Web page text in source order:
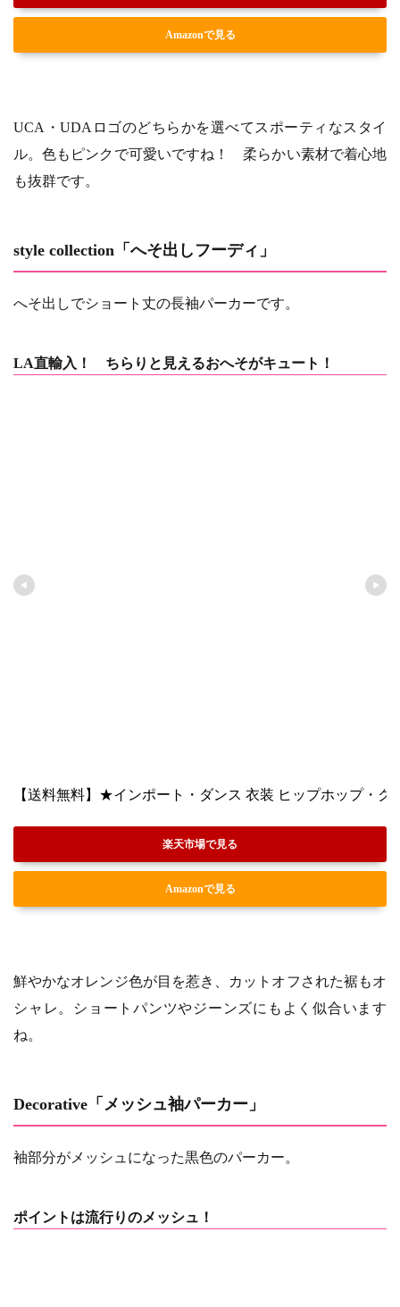
Amazonで見る
UCA・UDAロゴのどちらかを選べてスポーティなスタイ
ル。色もピンクで可愛いですね！ 柔らかい素材で着心地
も抜群です。
style collection「へそ出しフーディ」
へそ出しでショート丈の長袖パーカーです。
LA直輸入！ ちらりと見えるおへそがキュート！
【送料無料】★インポート・ダンス 衣装 ヒップホップ・
楽天市場で見る
Amazonで見る
鮮やかなオレンジ色が目を惹き、カットオフされた裾もオ
シャレ。ショートパンツやジーンズにもよく似合います
ね。
Decorative「メッシュ袖パーカー」
袖部分がメッシュになった黒色のパーカー。
ポイントは流行りのメッシュ！